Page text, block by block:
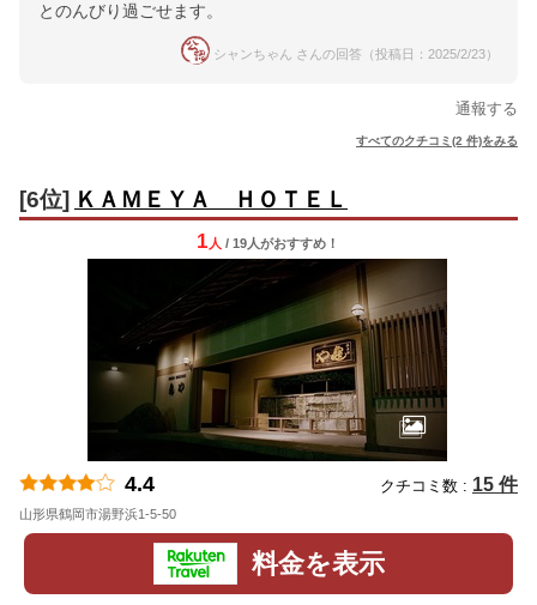
とのんびり過ごせます。
シャンちゃん さんの回答（投稿日：2025/2/23）
通報する
すべてのクチコミ(2 件)をみる
[6位] ＫＡＭＥＹＡ ＨＯＴＥＬ
1 人 / 19人がおすすめ！
4.4 クチコミ数 : 15 件
山形県鶴岡市湯野浜1-5-50
料金を表示